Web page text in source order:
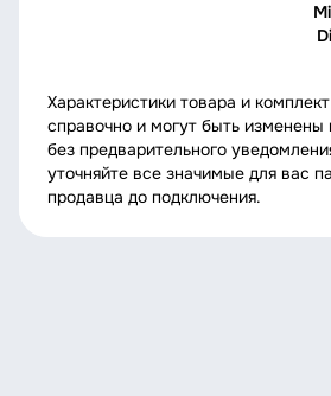
Характеристики товара и
справочно и могут быть изменены
без предварительного
уточняйте все значимые для вас
продавца до подключения.